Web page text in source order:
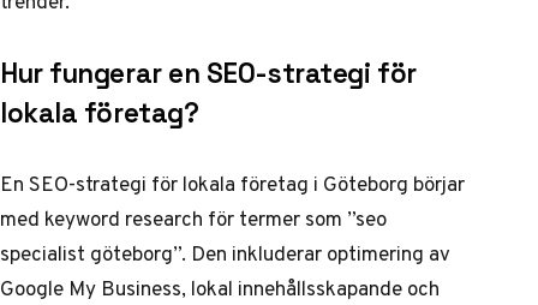
Hur fungerar en SEO-strategi för
lokala företag?
En SEO-strategi för lokala företag i Göteborg börjar
med keyword research för termer som ”seo
specialist göteborg”. Den inkluderar optimering av
Google My Business, lokal innehållsskapande och